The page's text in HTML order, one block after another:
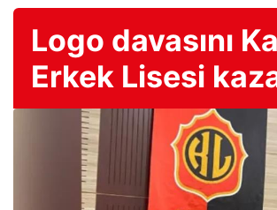
Logo davasını
Erkek Lisesi